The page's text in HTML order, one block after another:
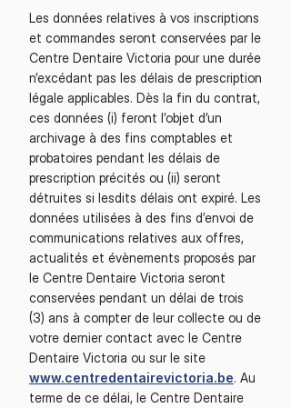
Les données relatives à vos inscriptions
et commandes seront conservées par le
Centre Dentaire Victoria pour une durée
n’excédant pas les délais de prescription
légale applicables. Dès la fin du contrat,
ces données (i) feront l’objet d’un
archivage à des fins comptables et
probatoires pendant les délais de
prescription précités ou (ii) seront
détruites si lesdits délais ont expiré. Les
données utilisées à des fins d’envoi de
communications relatives aux offres,
actualités et évènements proposés par
le Centre Dentaire Victoria seront
conservées pendant un délai de trois
(3) ans à compter de leur collecte ou de
votre dernier contact avec le Centre
Dentaire Victoria ou sur le site
www.centredentairevictoria.be. Au
terme de ce délai, le Centre Dentaire